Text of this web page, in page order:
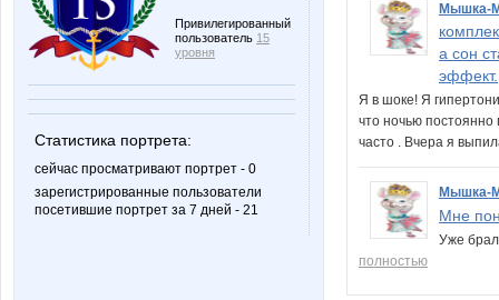
Привилегированный
пользователь 15
уровня
Статистика портрета:
сейчас просматривают портрет - 0
зарегистрированные пользователи
посетившие портрет за 7 дней - 21
Мышка-
а сон
эффект.
Я в шоке! Я
что ночью постоянно
часто . Вчера я
Мышка-
Мне
Уже
полностью